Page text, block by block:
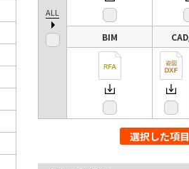
ALL
BIM
選択した項